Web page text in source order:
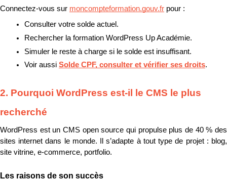
Connectez-vous sur moncompteformation.gouv.fr pour :
Consulter votre solde actuel.
Rechercher la formation WordPress Up Académie.
Simuler le reste à charge si le solde est insuffisant.
Voir aussi Solde CPF, consulter et vérifier ses droits.
2. Pourquoi WordPress est-il le CMS le plus
recherché
WordPress est un CMS open source qui propulse plus de 40 % des
sites internet dans le monde. Il s’adapte à tout type de projet : blog,
site vitrine, e-commerce, portfolio.
Les raisons de son succès